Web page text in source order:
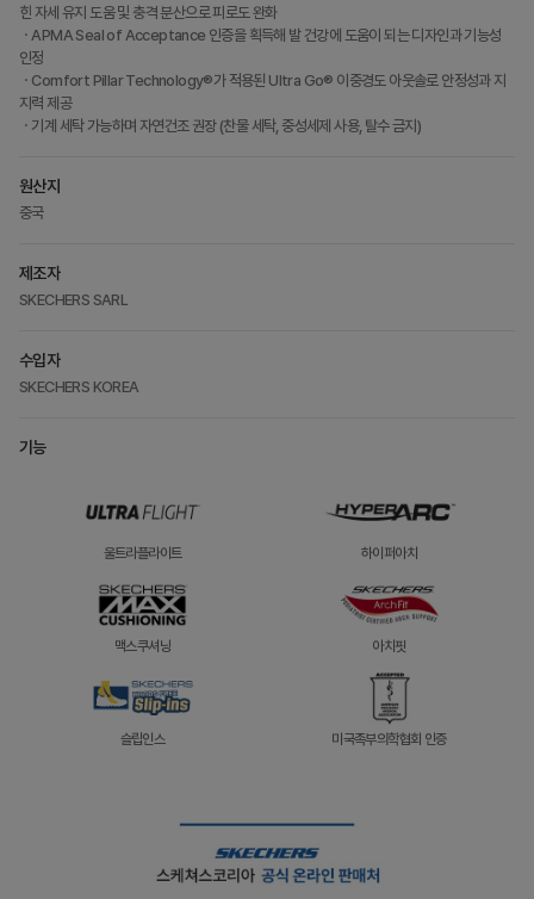
힌 자세 유지 도움 및 충격 분산으로 피로도 완화
ㆍAPMA Seal of Acceptance 인증을 획득해 발 건강에 도움이 되는 디자인과 기능성
인정
ㆍComfort Pillar Technology®가 적용된 Ultra Go® 이중경도 아웃솔로 안정성과 지
지력 제공
ㆍ기계 세탁 가능하며 자연건조 권장 (찬물 세탁, 중성세제 사용, 탈수 금지)
원산지
중국
제조자
SKECHERS SARL
수입자
SKECHERS KOREA
기능
울트라플라이트 하이퍼아치
맥스쿠셔닝 아치핏
슬립인스 미국족부의학협회 인증